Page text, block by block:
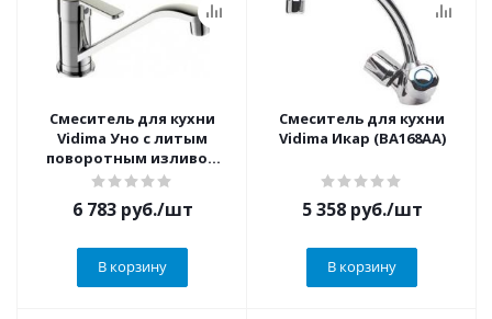
Смеситель для кухни
Vidima Уно с литым
поворотным изливом
(BA241AA)
6 783руб./шт
В корзину
Смеситель для кухни
Vidima Икар (BA168AA)
5 358руб./шт
В корзину